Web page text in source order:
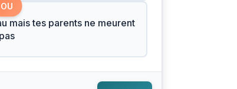
OU
mais tes parents ne meurent
pas